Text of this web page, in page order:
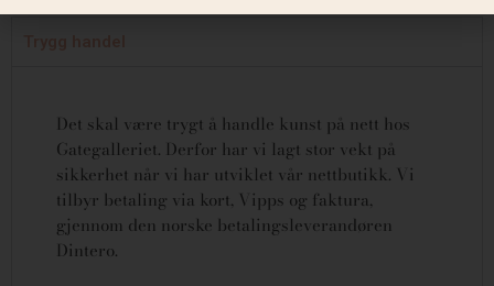
Det skal være trygt å handle kunst på nett hos
Gategalleriet. Derfor har vi lagt stor vekt på
sikkerhet når vi har utviklet vår nettbutikk. Vi
tilbyr betaling via kort, Vipps og faktura,
gjennom den norske betalingsleverandøren
Dintero.